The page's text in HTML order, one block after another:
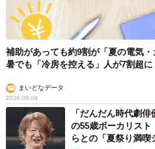
補助があっても約9割が「夏の電気
暑でも「冷房を控える」人が7割超に
まいどなデータ
2026.08.08
「だんだん時代劇
の55歳ボーカリス
らとの「夏祭り満喫